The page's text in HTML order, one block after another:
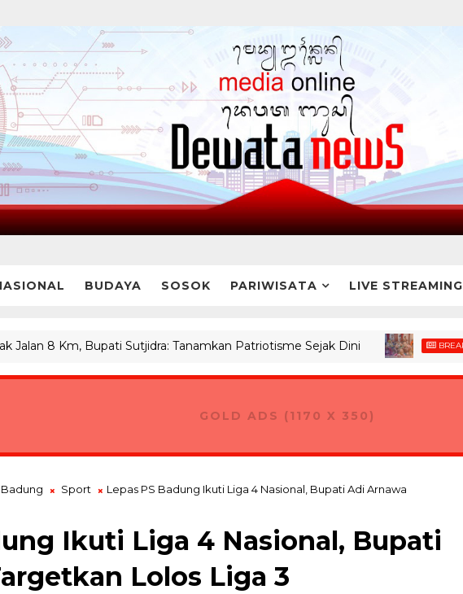
BUDAYA SOSOK PARIWISATA LIVE STREAMING
Km, Bupati Sutjidra: Tanamkan Patriotisme Sejak Dini BREAKING NEWS
GOLD ADS (1170 X 350)
Sport
Lepas PS Badung Ikuti Liga 4 Nasional, Bupati Adi Arnawa
Ikuti Liga 4 Nasional, Bupati
Lolos Liga 3